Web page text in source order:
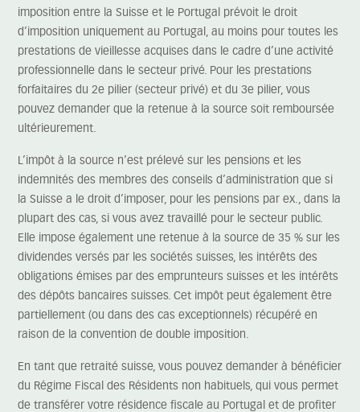
imposition entre la Suisse et le Portugal prévoit le droit
d’imposition uniquement au Portugal, au moins pour toutes les
prestations de vieillesse acquises dans le cadre d’une activité
professionnelle dans le secteur privé. Pour les prestations
forfaitaires du 2e pilier (secteur privé) et du 3e pilier, vous
pouvez demander que la retenue à la source soit remboursée
ultérieurement.
L’impôt à la source n’est prélevé sur les pensions et les
indemnités des membres des conseils d’administration que si
la Suisse a le droit d’imposer, pour les pensions par ex., dans la
plupart des cas, si vous avez travaillé pour le secteur public.
Elle impose également une retenue à la source de 35 % sur les
dividendes versés par les sociétés suisses, les intérêts des
obligations émises par des emprunteurs suisses et les intérêts
des dépôts bancaires suisses. Cet impôt peut également être
partiellement (ou dans des cas exceptionnels) récupéré en
raison de la convention de double imposition.
En tant que retraité suisse, vous pouvez demander à bénéficier
du Régime Fiscal des Résidents non habituels, qui vous permet
de transférer votre résidence fiscale au Portugal et de profiter